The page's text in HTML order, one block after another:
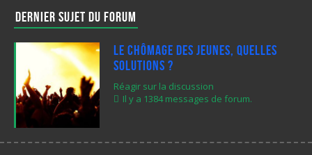
Dernier sujet du forum
Le chômage des jeunes, quelles
solutions ?
Réagir sur la discussion
Il y a 1384 messages de forum.